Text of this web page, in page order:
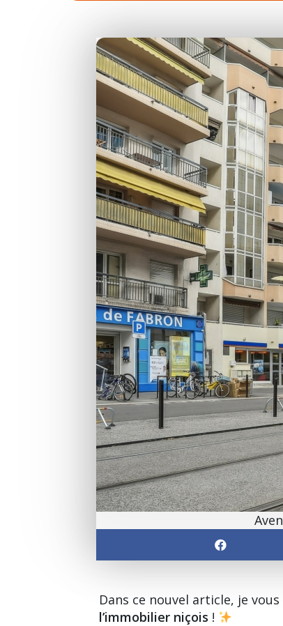
Dans ce nouvel article, je
l’immobilier niçois !